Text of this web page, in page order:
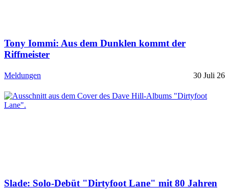
Tony Iommi: Aus dem Dunklen kommt der
Riffmeister
Meldungen 30 Juli 26
Slade: Solo-Debüt "Dirtyfoot Lane" mit 80 Jahren